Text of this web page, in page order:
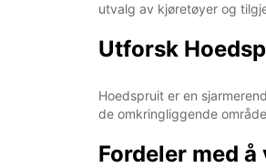
utvalg av kjøretøyer og
Utforsk
Hoedspruit er en
de omkringliggende
Fordeler med